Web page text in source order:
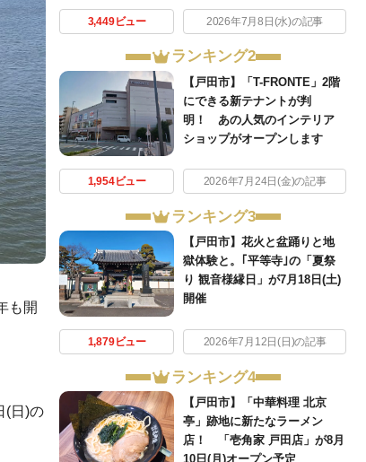
も開
(日)の
3,449ビュー 2026年7月8日(水)の記事
ランキング2
【戸田市】「T-FRONTE」2階
にできる新テナントが判
明！ あの人気のインテリア
ショップがオープンします
1,954ビュー 2026年7月24日(金)の記事
ランキング3
【戸田市】花火と盆踊りと地
獄体験と。｢平等寺｣の「夏祭
り 観音様縁日」が7月18日(土)
開催
1,879ビュー 2026年7月12日(日)の記事
ランキング4
【戸田市】「中華料理 北京
亭」跡地に新たなラーメン
店！ 「壱角家 戸田店」が8月
10日(月)オープン予定